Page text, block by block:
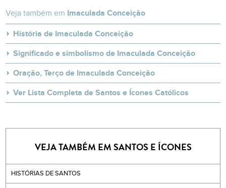
Veja também em Imaculada Conceição
História de Imaculada Conceição
Significado e simbolismo de Imaculada Conceição
Oração, Terço de Imaculada Conceição
Ver Lista Completa de Santos e Ícones Católicos
VEJA TAMBÉM EM SANTOS E ÍCONES
HISTÓRIAS DE SANTOS